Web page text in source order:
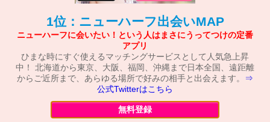
1位：ニューハーフ出会いMAP
ニューハーフに会いたい！という人はまさにうってつけの定番
アプリ
ひまな時にすぐ使えるマッチングサービスとして人気急上昇
中！ 北海道から東京、大阪、福岡、沖縄まで日本全国、遠距離
からご近所まで、あらゆる場所で好みの相手と出会えます。
⇒
公式Twitterはこちら
無料登録